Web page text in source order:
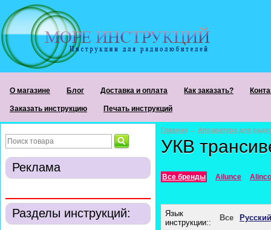
О магазине Блог Доставка и оплата Как заказать?
Заказать инструкцию Печать инструкций
Реклама
Разделы инструкций:
Главная → Аппаратура для
УКВ
Все бренды Ailunce Alinco
Язык
инструкции::
Все Русский